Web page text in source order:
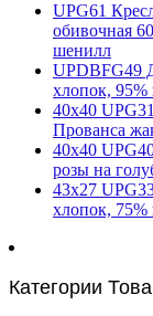
UPG61
обивочная
шенилл
UPDBFG49
хлопок,
40х40
Прованса
40х40
розы на
43х27
хлопок,
Категории